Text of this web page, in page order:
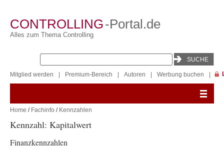
CONTROLLING-Portal.de
Alles zum Thema Controlling
Mitglied werden Premium-Bereich Autoren Werbung buchen
Home / Fachinfo / Kennzahlen
Kennzahl: Kapitalwert
Finanzkennzahlen